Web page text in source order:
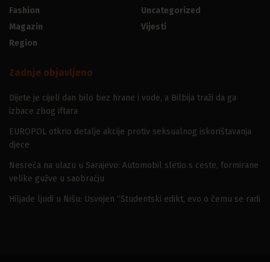
Fashion
Magazin
Region
Uncategorized
Vijesti
Zadnje objavljeno
Dijete je cijeli dan bilo bez hrane i vode, a Bilbija traži da ga
izbace zbog iftara
EUROPOL otkrio detalje akcije protiv seksualnog iskorištavanja
djece
Nesreća na ulazu u Sarajevo: Automobil sletio s ceste, formirane
velike gužve u saobraćju
Hiljade ljudi u Nišu: Usvojen “Studentski edikt, evo o čemu se radi